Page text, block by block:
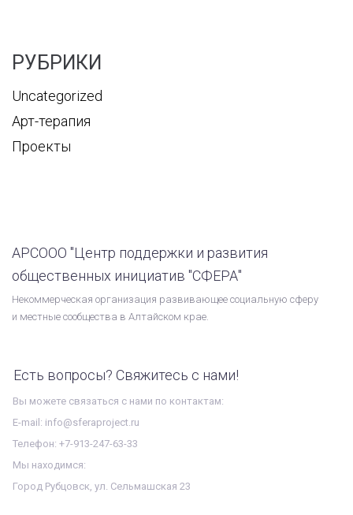
РУБРИКИ
Uncategorized
Арт-терапия
Проекты
АРСООО "Центр поддержки и развития
общественных инициатив "СФЕРА"
Некоммерческая организация развивающее социальную сферу
и местные сообщества в Алтайском крае.
Есть вопросы? Свяжитесь с нами!
Вы можете связаться с нами по контактам:
E-mail: info@sferaproject.ru
Телефон: +7-913-247-63-33
Мы находимся:
Город Рубцовск, ул. Сельмашская 23